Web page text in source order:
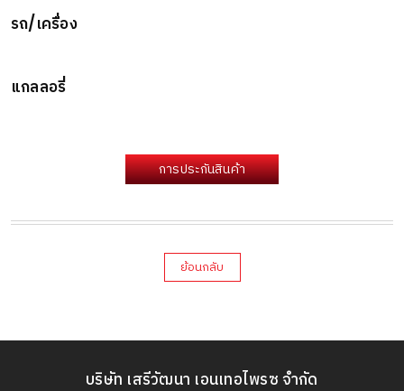
รถ/เครื่อง
แกลลอรี่
การประกันสินค้า
ย้อนกลับ
บริษัท เสรีวัฒนา เอนเทอไพรซ จำกัด